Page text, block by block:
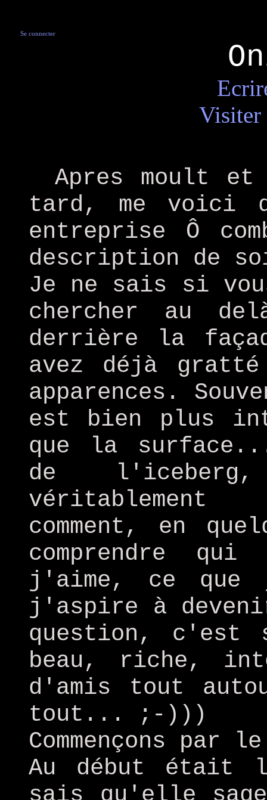
Se connecter
Visiter
Apres moult
tard, me voici
entreprise Ô
description de
Je ne sais si
chercher au
derrière la
avez déjà
apparences.
est bien plus
que la
de
comment, en
comprendre
j'aime, ce que
j'aspire à
question, c'est
beau, riche,
d'amis tout
tout... ;-)))
Commençons par
Au début était